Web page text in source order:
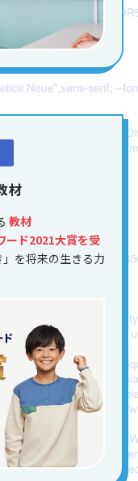
材
教材
ード2021大賞を受
を将来の生きる力